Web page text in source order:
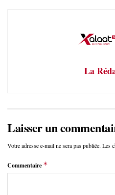
La
Laisser un
Votre adresse e-mail ne sera pas publiée. Les
Commentaire *